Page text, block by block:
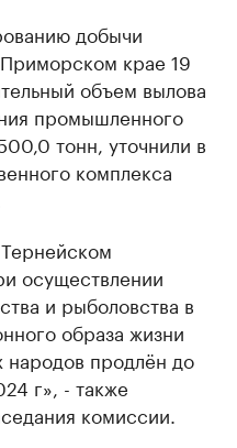
добычи
крае 19
объем вылова
промышленного
тонн, уточнили в
комплекса
осуществлении
и рыболовства в
образа жизни
продлён до
г», - также
комиссии.